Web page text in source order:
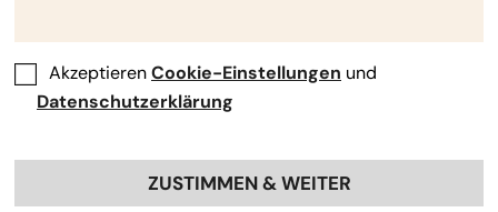
AkzeptierenCookie-Einstellungen und
Datenschutzerklärung
ZUSTIMMEN & WEITER